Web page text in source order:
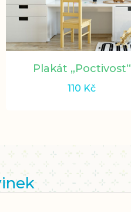
Plakát „Poctivost“
110 Kč